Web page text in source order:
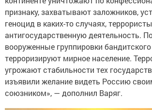
признаку, захватывают заложников,
геноцид в каких-то случаях,
антигосударственную деятельность.
вооруженные группировки
терроризируют мирное население.
угрожают стабильности тех
изъявили желание видеть Россию
союзником», — дополнил Варяг.